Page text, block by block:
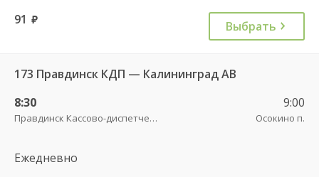
91 руб. Выбрать
173 Правдинск КДП — Калининград АВ
8:30
Правдинск Кассово-диспетчерский пункт
9:00
Осокино п.
Ежедневно